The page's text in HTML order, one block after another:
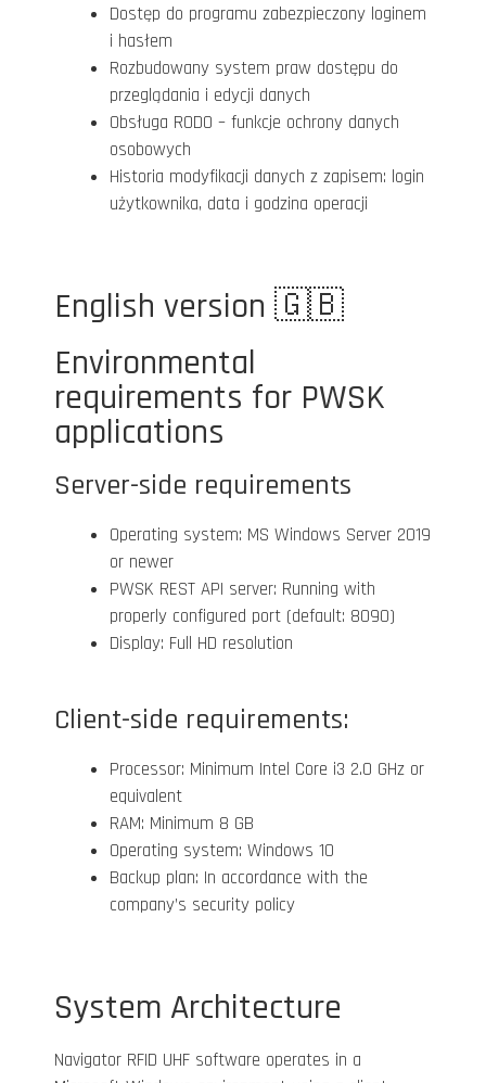
Dostęp do programu zabezpieczony loginem
i hasłem
Rozbudowany system praw dostępu do
przeglądania i edycji danych
Obsługa RODO – funkcje ochrony danych
osobowych
Historia modyfikacji danych z zapisem: login
użytkownika, data i godzina operacji
English version 🇬🇧
Environmental
requirements for PWSK
applications
Server-side requirements
Operating system: MS Windows Server 2019
or newer
PWSK REST API server: Running with
properly configured port (default: 8090)
Display: Full HD resolution
Client-side requirements:
Processor: Minimum Intel Core i3 2.0 GHz or
equivalent
RAM: Minimum 8 GB
Operating system: Windows 10
Backup plan: In accordance with the
company’s security policy
System Architecture
Navigator RFID UHF software operates in a